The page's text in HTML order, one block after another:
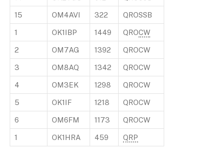
15 OM4AVI 322 QROSSB
1 OK1IBP 1449 QROCW
2 OM7AG 1392 QROCW
3 OM8AQ 1342 QROCW
4 OM3EK 1298 QROCW
5 OK1IF 1218 QROCW
6 OM6FM 1173 QROCW
1 OK1HRA 459 QRP